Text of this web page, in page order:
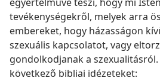
tevékenységekről, melyek arra
embereket, hogy házasságon
szexuális kapcsolatot, vagy
gondolkodjanak a
következő bibliai idézeteket: